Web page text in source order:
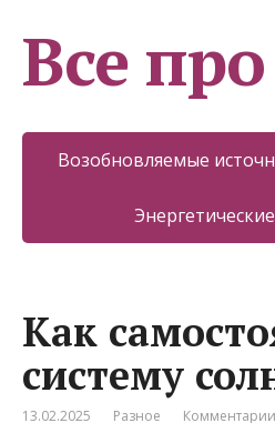
Все
Возобновляемые
Как
систему
13.02.2025 Разное